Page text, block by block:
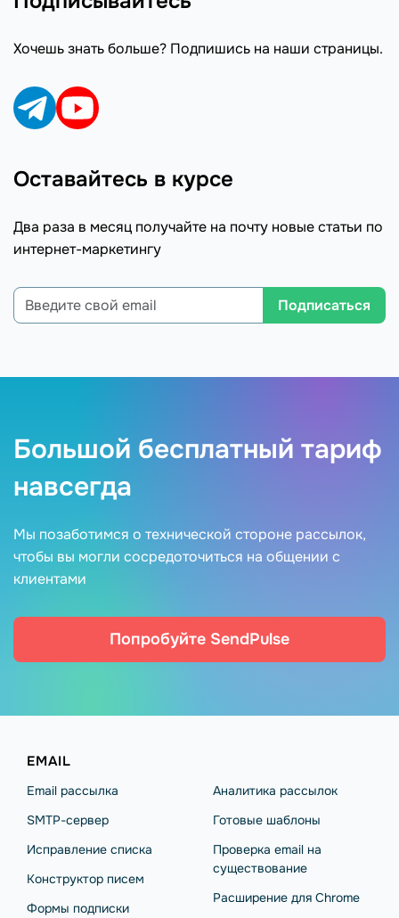
Хочешь знать больше? Подпишись на наши страницы.
Оставайтесь в курсе
Два раза в месяц получайте на почту новые статьи по
интернет-маркетингу
Подписаться
Большой бесплатный тариф
навсегда
Мы позаботимся о технической стороне рассылок,
чтобы вы могли сосредоточиться на общении с
клиентами
Попробуйте SendPulse
EMAIL
Email рассылка
SMTP-сервер
Исправление списка
Конструктор писем
Формы подписки
Аналитика рассылок
Готовые шаблоны
Проверка email на
существование
Расширение для Chrome